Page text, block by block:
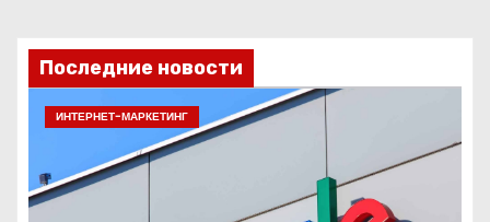
Последние новости
ИНТЕРНЕТ-МАРКЕТИНГ